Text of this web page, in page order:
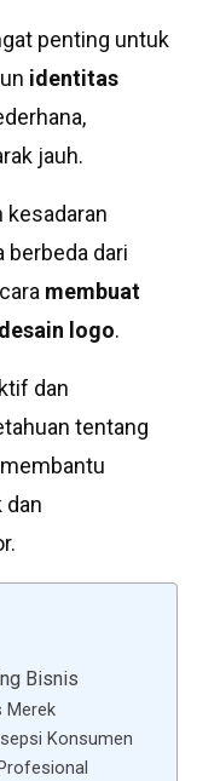
penting untuk
identitas
jauh.
kesadaran
berbeda dari
membuat
logo.
dan
tentang
dan
Bisnis
Merek
Konsumen